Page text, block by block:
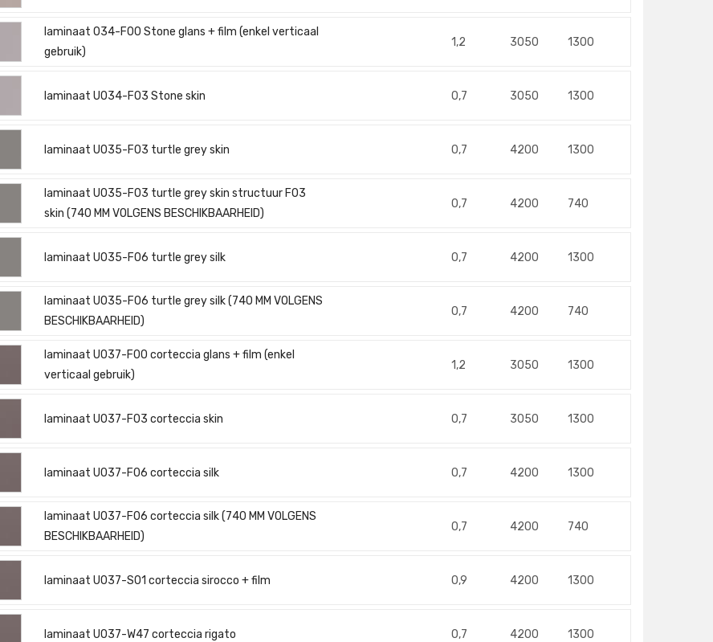
laminaat 034-F00 Stone glans + film (enkel verticaal
gebruik)
1,2 3050 1300
laminaat U034-F03 Stone skin 0,7 3050 1300
laminaat U035-F03 turtle grey skin 0,7 4200 1300
laminaat U035-F03 turtle grey skin structuur F03
skin (740 MM VOLGENS BESCHIKBAARHEID)
0,7 4200 740
laminaat U035-F06 turtle grey silk 0,7 4200 1300
laminaat U035-F06 turtle grey silk (740 MM VOLGENS
BESCHIKBAARHEID)
0,7 4200 740
laminaat U037-F00 corteccia glans + film (enkel
verticaal gebruik)
1,2 3050 1300
laminaat U037-F03 corteccia skin 0,7 3050 1300
laminaat U037-F06 corteccia silk 0,7 4200 1300
laminaat U037-F06 corteccia silk (740 MM VOLGENS
BESCHIKBAARHEID)
0,7 4200 740
laminaat U037-S01 corteccia sirocco + film 0,9 4200 1300
laminaat U037-W47 corteccia rigato 0,7 4200 1300